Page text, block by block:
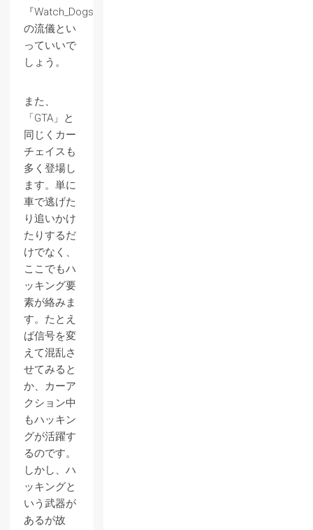
『Watch_Dogs』
の流儀とい
っていいで
しょう。
また、
「GTA」と
同じくカー
チェイスも
多く登場し
ます。単に
車で逃げた
り追いかけ
たりするだ
けでなく、
ここでもハ
ッキング要
素が絡みま
す。たとえ
ば信号を変
えて混乱さ
せてみると
か、カーア
クション中
もハッキン
グが活躍す
るのです。
しかし、ハ
ッキングと
いう武器が
あるが故